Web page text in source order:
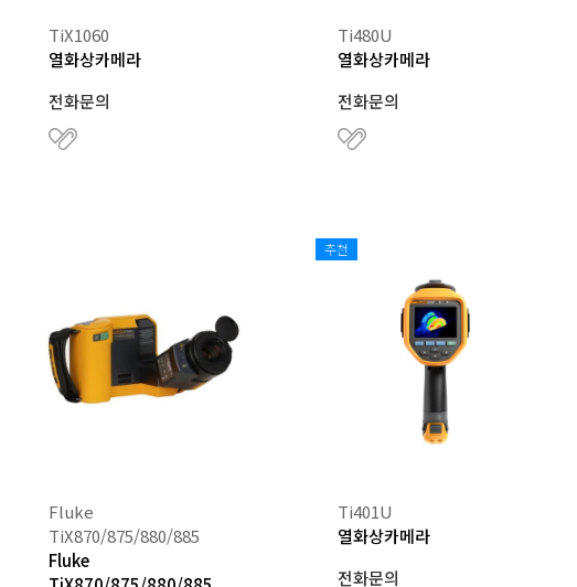
TiX1060
열화상카메라
전화문의
Ti480U
열화상카메라
전화문의
Fluke
TiX870/875/880/885
Fluke
추천
Ti401U
열화상카메라
전화문의